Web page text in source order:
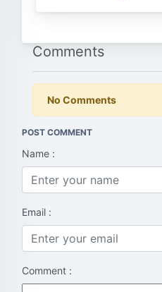
Comments
No Comments
POST COMMENT
Name :
Email :
Comment :